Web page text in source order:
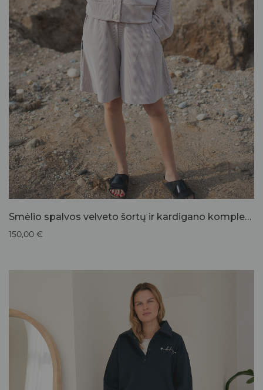
Smėlio spalvos velveto šortų ir kardigano komplektas
150,00 €